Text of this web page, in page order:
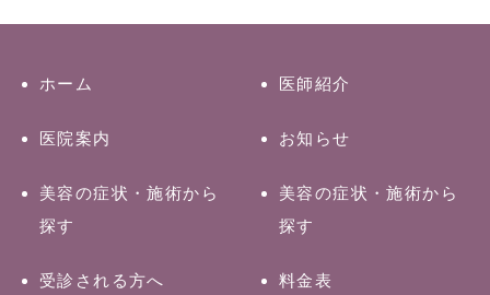
ホーム 医師紹介
医院案内 お知らせ
美容の症状・施術から
探す
美容の症状・施術から
探す
受診される方へ 料金表